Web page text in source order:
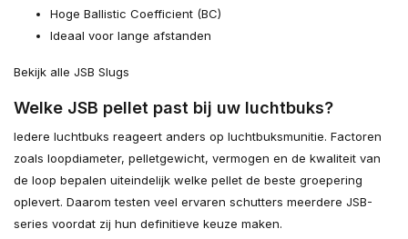
Hoge Ballistic Coefficient (BC)
Ideaal voor lange afstanden
Bekijk alle JSB Slugs
Welke JSB pellet past bij uw luchtbuks?
Iedere luchtbuks reageert anders op luchtbuksmunitie. Factoren
zoals loopdiameter, pelletgewicht, vermogen en de kwaliteit van
de loop bepalen uiteindelijk welke pellet de beste groepering
oplevert. Daarom testen veel ervaren schutters meerdere JSB-
series voordat zij hun definitieve keuze maken.